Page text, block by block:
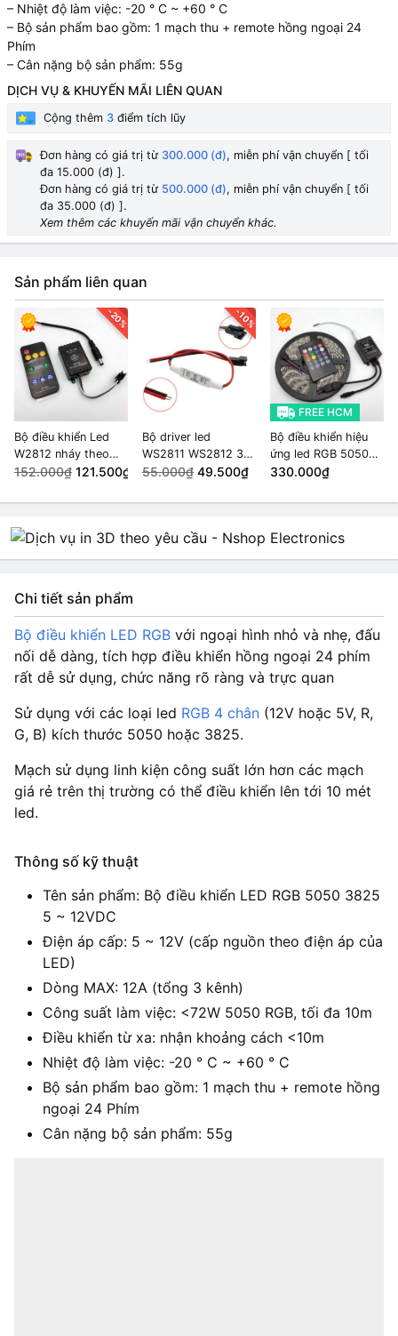
– Nhiệt độ làm việc: -20 ° C ~ +60 ° C
– Bộ sản phẩm bao gồm: 1 mạch thu + remote hồng ngoại 24
Phím
– Cân nặng bộ sản phẩm: 55g
DỊCH VỤ & KHUYẾN MÃI LIÊN QUAN
Cộng thêm 3 điểm tích lũy
Đơn hàng có giá trị từ 300.000 (đ), miễn phí vận chuyển [ tối
đa 15.000 (đ) ].
Đơn hàng có giá trị từ 500.000 (đ), miễn phí vận chuyển [ tối
đa 35.000 (đ) ].
Xem thêm các khuyến mãi vận chuyển khác.
Sản phẩm liên quan
-20%
Bộ điều khiển Led
W2812 nháy theo
nhạc SP106E 5-
152.000₫ 121.500₫
-10%
Bộ driver led
WS2811 WS2812 3
nút SP002E 600
dây
55.000₫ 49.500₫
FREE HCM
Bộ điều khiển hiệu
ứng led RGB 5050
MUSIC IR
LED
330.000₫
Chi tiết sản phẩm
Bộ điều khiển LED RGB với ngoại hình nhỏ và nhẹ, đấu
nối dễ dàng, tích hợp điều khiển hồng ngoại 24 phím
rất dễ sử dụng, chức năng rõ ràng và trực quan
Sử dụng với các loại led RGB 4 chân (12V hoặc 5V, R,
G, B) kích thước 5050 hoặc 3825.
Mạch sử dụng linh kiện công suất lớn hơn các mạch
giá rẻ trên thị trường có thể điều khiển lên tới 10 mét
led.
Thông số kỹ thuật
Tên sản phẩm: Bộ điều khiển LED RGB 5050 3825
5 ~ 12VDC
Điện áp cấp: 5 ~ 12V (cấp nguồn theo điện áp của
LED)
Dòng MAX: 12A (tổng 3 kênh)
Công suất làm việc: <72W 5050 RGB, tối đa 10m
Điều khiển từ xa: nhận khoảng cách <10m
Nhiệt độ làm việc: -20 ° C ~ +60 ° C
Bộ sản phẩm bao gồm: 1 mạch thu + remote hồng
ngoại 24 Phím
Cân nặng bộ sản phẩm: 55g